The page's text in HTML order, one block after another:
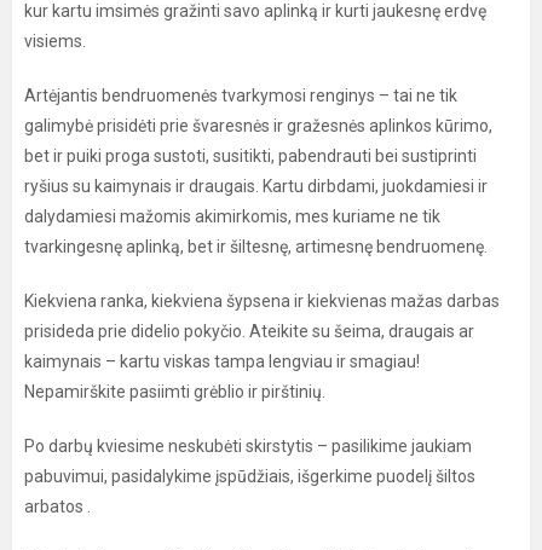
kur kartu imsimės gražinti savo aplinką ir kurti jaukesnę erdvę
visiems.
Artėjantis bendruomenės tvarkymosi renginys – tai ne tik
galimybė prisidėti prie švaresnės ir gražesnės aplinkos kūrimo,
bet ir puiki proga sustoti, susitikti, pabendrauti bei sustiprinti
ryšius su kaimynais ir draugais. Kartu dirbdami, juokdamiesi ir
dalydamiesi mažomis akimirkomis, mes kuriame ne tik
tvarkingesnę aplinką, bet ir šiltesnę, artimesnę bendruomenę.
Kiekviena ranka, kiekviena šypsena ir kiekvienas mažas darbas
prisideda prie didelio pokyčio. Ateikite su šeima, draugais ar
kaimynais – kartu viskas tampa lengviau ir smagiau!
Nepamirškite pasiimti grėblio ir pirštinių.
Po darbų kviesime neskubėti skirstytis – pasilikime jaukiam
pabuvimui, pasidalykime įspūdžiais, išgerkime puodelį šiltos
arbatos .